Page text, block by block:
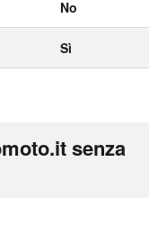
No
Sì
senza